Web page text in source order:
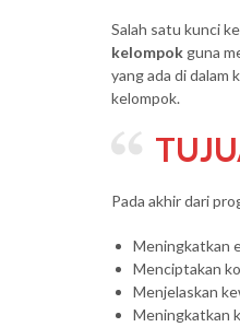
Salah satu kunci
kelompok guna
yang ada di dalam
kelompok.
Pada akhir dari
Meningkatkan
Menciptakan
Menjelaskan
Meningkatkan